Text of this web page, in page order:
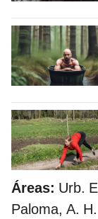
Áreas: Urb.
Paloma, A.